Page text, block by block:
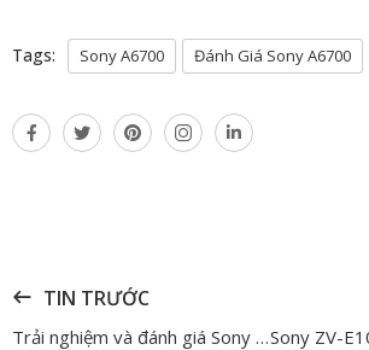
Tags: Sony A6700 Đánh Giá Sony A6700
TIN TRƯỚC
Trải nghiệm và đánh giá Sony A7R VI – Hình ảnh chi tiết hơn, hiệu năng mạnh mẽ hơn